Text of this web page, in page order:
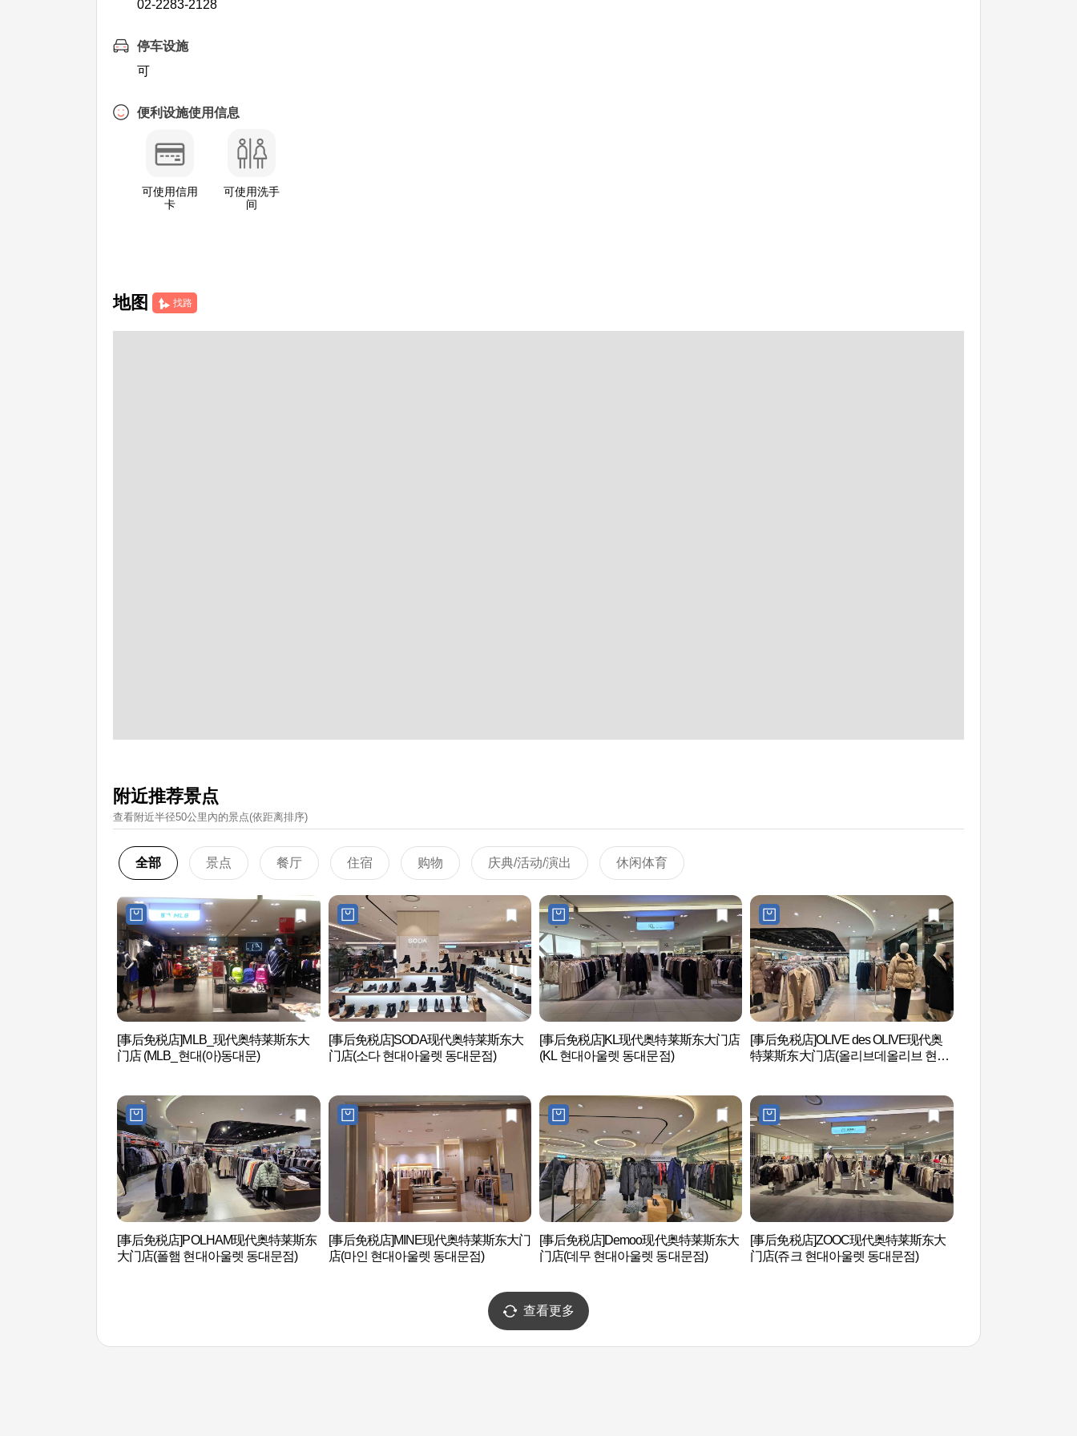
02-2283-2128
停车设施
可
便利设施使用信息
可使用信用
卡
可使用洗手
间
地图 找路
附近推荐景点
查看附近半径50公里內的景点(依距离排序)
全部 景点 餐厅 住宿 购物 庆典/活动/演出 休闲体育
[事后免税店]MLB_现代奥特莱斯东大
门店 (MLB_현대(아)동대문)
[事后免税店]SODA现代奥特莱斯东大
门店(소다 현대아울렛 동대문점)
[事后免税店]KL现代奥特莱斯东大门店
(KL 현대아울렛 동대문점)
[事后免税店]OLIVE des OLIVE现代奥
特莱斯东大门店(올리브데올리브 현대
[事后免税店]POLHAM现代奥特莱斯东
大门店(폴햄 현대아울렛 동대문점)
[事后免税店]MINE现代奥特莱斯东大门
店(마인 현대아울렛 동대문점)
[事后免税店]Demoo现代奥特莱斯东大
门店(데무 현대아울렛 동대문점)
[事后免税店]ZOOC现代奥特莱斯东大
门店(쥬크 현대아울렛 동대문점)
查看更多